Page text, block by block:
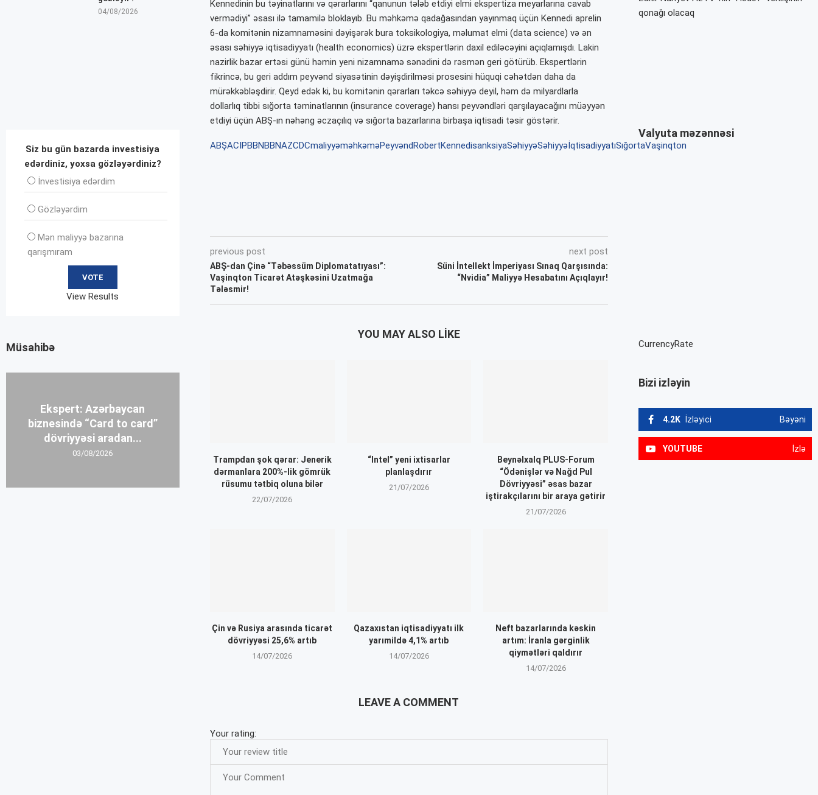
Kennedinin bu təyinatlarını və qərarlarını “qanunun tələb etdiyi elmi ekspertiza meyarlarına cavab
vermədiyi” əsası ilə tamamilə bloklayıb. Bu məhkəmə qadağasından yayınmaq üçün Kennedi aprelin
6-da komitənin nizamnaməsini dəyişərək bura toksikologiya, məlumat elmi (data science) və ən
əsası səhiyyə iqtisadiyyatı (health economics) üzrə ekspertlərin daxil ediləcəyini açıqlamışdı. Lakin
nazirlik bazar ertəsi günü həmin yeni nizamnamə sənədini də rəsmən geri götürüb. Ekspertlərin
fikrincə, bu geri addım peyvənd siyasətinin dəyişdirilməsi prosesini hüquqi cəhətdən daha da
mürəkkəbləşdirir. Qeyd edək ki, bu komitənin qərarları təkcə səhiyyə deyil, həm də milyardlarla
dollarlıq tibbi sığorta təminatlarının (insurance coverage) hansı peyvəndləri qarşılayacağını müəyyən
etdiyi üçün ABŞ-ın nəhəng əczaçılıq və sığorta bazarlarına birbaşa iqtisadi təsir göstərir.
ABŞACIPBBNBBNAZCDCmaliyyəməhkəməPeyvəndRobertKennedisanksiyaSəhiyyəSəhiyyəİqtisadiyyatıSığortaVaşinqton
previous post
ABŞ-dan Çinə “Təbəssüm Diplomatatıyası”:
Vaşinqton Ticarət Atəşkəsini Uzatmağa
Tələsmir!
next post
Süni İntellekt İmperiyası Sınaq Qarşısında:
“Nvidia” Maliyyə Hesabatını Açıqlayır!
YOU MAY ALSO LIKE
Trampdan şok qərar: Jenerik
dərmanlara 200%-lik gömrük
rüsumu tətbiq oluna bilər
22/07/2026
“Intel” yeni ixtisarlar
planlaşdırır
21/07/2026
Beynəlxalq PLUS-Forum
“Ödənişlər və Nağd Pul
Dövriyyəsi” əsas bazar
iştirakçılarını bir araya gətirir
21/07/2026
Çin və Rusiya arasında ticarət
dövriyyəsi 25,6% artıb
14/07/2026
Qazaxıstan iqtisadiyyatı ilk
yarımildə 4,1% artıb
14/07/2026
Neft bazarlarında kəskin
artım: İranla gərginlik
qiymətləri qaldırır
14/07/2026
LEAVE A COMMENT
Your rating:
qonağı olacaq
Valyuta məzənnəsi
CurrencyRate
Bizi izləyin
4.2K İzləyici Bəyəni
YOUTUBE İzlə
04/08/2026
Siz bu gün bazarda investisiya
edərdiniz, yoxsa gözləyərdiniz?
İnvеstisiya edərdim
Gözləyərdim
Mən maliyyə bazarına
qarışmıram
View Results
Müsahibə
Ekspert: Azərbaycan
biznesində “Card to card”
dövriyyəsi aradan...
03/08/2026